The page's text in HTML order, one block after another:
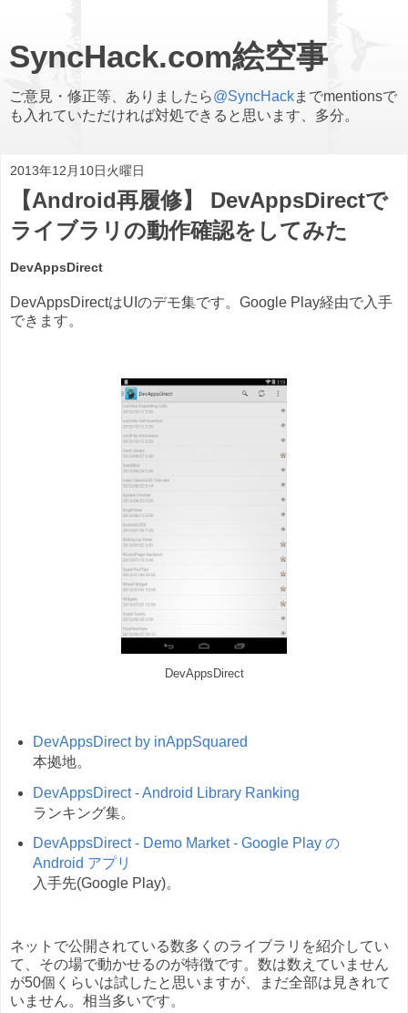
SyncHack.com絵空事
ご意見・修正等、ありましたら@SyncHackまでmentionsで
も入れていただければ対処できると思います、多分。
2013年12月10日火曜日
【Android再履修】 DevAppsDirectで
ライブラリの動作確認をしてみた
DevAppsDirect
DevAppsDirectはUIのデモ集です。Google Play経由で入手
できます。
DevAppsDirect
DevAppsDirect by inAppSquared
本拠地。
DevAppsDirect - Android Library Ranking
ランキング集。
DevAppsDirect - Demo Market - Google Play の
Android アプリ
入手先(Google Play)。
ネットで公開されている数多くのライブラリを紹介してい
て、その場で動かせるのが特徴です。数は数えていません
が50個くらいは試したと思いますが、まだ全部は見きれて
いません。相当多いです。